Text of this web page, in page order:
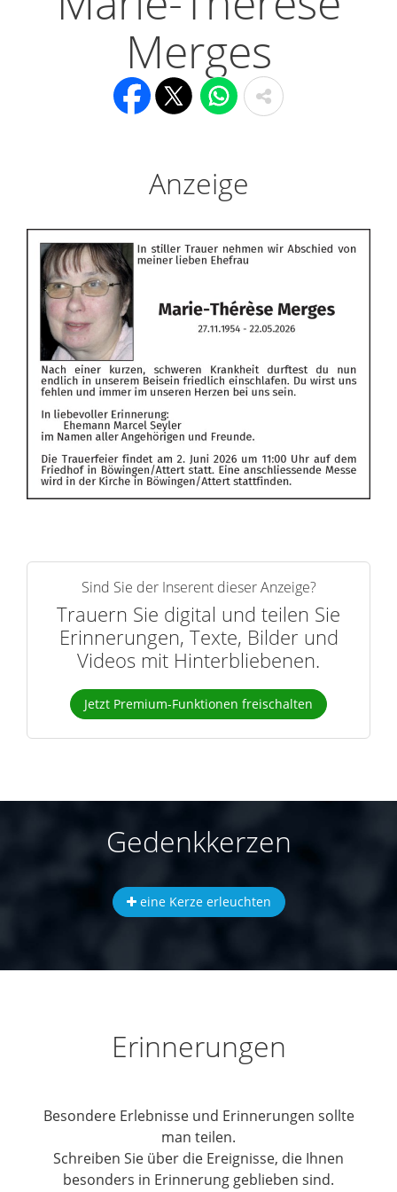
Merges
Anzeige
Sind Sie der Inserent dieser Anzeige?
Trauern Sie digital und teilen Sie
Erinnerungen, Texte, Bilder und
Videos mit Hinterbliebenen.
Jetzt Premium-Funktionen freischalten
Gedenkkerzen
eine Kerze erleuchten
Erinnerungen
Besondere Erlebnisse und Erinnerungen sollte
man teilen.
Schreiben Sie über die Ereignisse, die Ihnen
besonders in Erinnerung geblieben sind.